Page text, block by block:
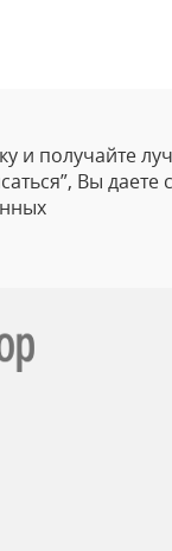
и получайте
Вы